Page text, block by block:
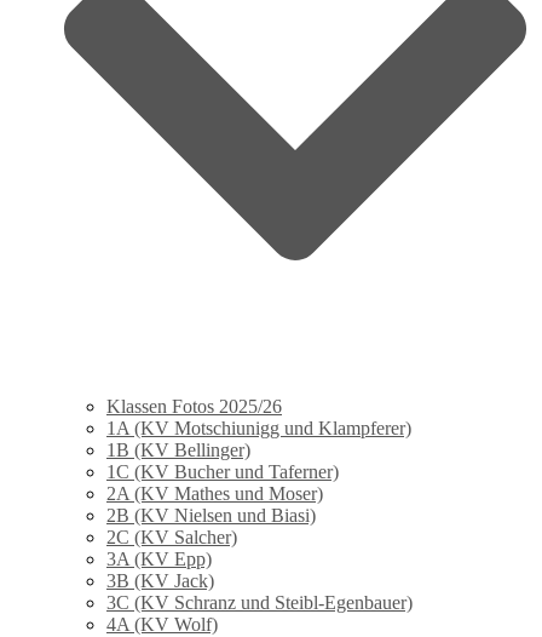
Klassen Fotos 2025/26
1A (KV Motschiunigg und Klampferer)
1B (KV Bellinger)
1C (KV Bucher und Taferner)
2A (KV Mathes und Moser)
2B (KV Nielsen und Biasi)
2C (KV Salcher)
3A (KV Epp)
3B (KV Jack)
3C (KV Schranz und Steibl-Egenbauer)
4A (KV Wolf)